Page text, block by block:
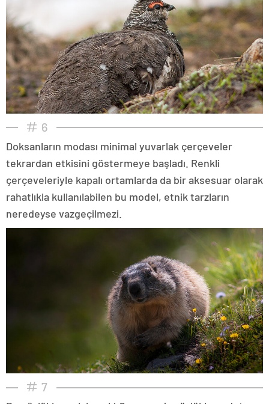
6
Doksanların modası minimal yuvarlak çerçeveler
tekrardan etkisini göstermeye başladı. Renkli
çerçeveleriyle kapalı ortamlarda da bir aksesuar olarak
rahatlıkla kullanılabilen bu model, etnik tarzların
neredeyse vazgeçilmezi.
7